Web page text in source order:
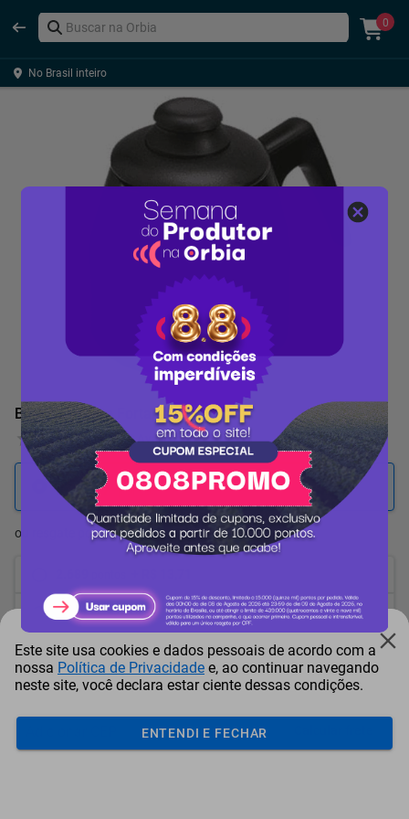
0
No Brasil inteiro
Bule com Filtro Fortaleza Preto 1 L
0 Avaliação
2.987 pontos
ou resgate porpontos + dinheiro
2.539 pontos + R$ 20,61
2.390 pontos + R$ 27,46
Este site usa cookies e dados pessoais de acordo com a
nossa Política de Privacidade e, ao continuar navegando
neste site, você declara estar ciente dessas condições.
ENTENDI E FECHAR